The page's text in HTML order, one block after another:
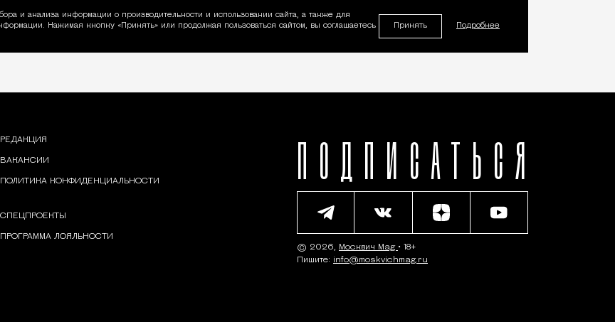
Cookie
и анализа информации о производительности и использовании сайта, а также для
Нажимая кнопку «Принять» или продолжая пользоваться сайтом, вы соглашаетесь
Принять Подробнее
РЕДАКЦИЯ
ВАКАНСИИ
ПОЛИТИКА КОНФИДЕНЦИАЛЬНОСТИ
СПЕЦПРОЕКТЫ
ПРОГРАММА ЛОЯЛЬНОСТИ
ПОДПИСАТЬСЯ
© 2026, Москвич Mag • 18+
Пишите: info@moskvichmag.ru